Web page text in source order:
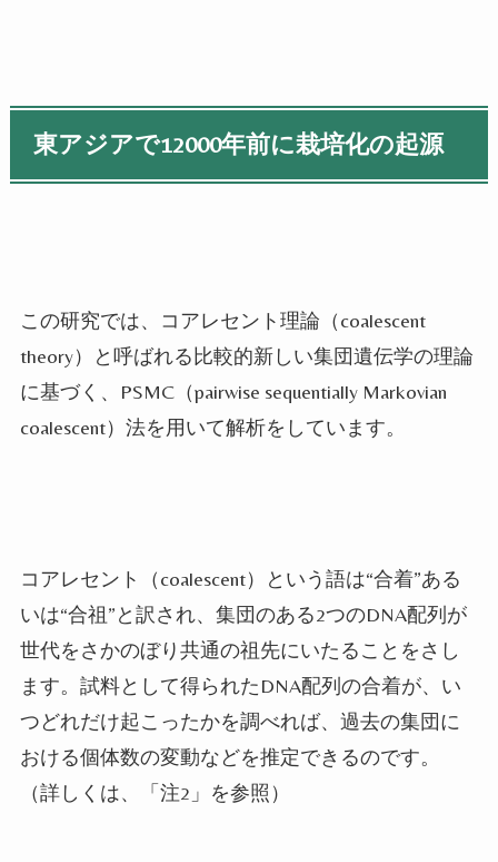
東アジアで12000年前に栽培化の起源
この研究では、コアレセント理論（coalescent
theory）と呼ばれる比較的新しい集団遺伝学の理論
に基づく、 PSMC（pairwise sequentially Markovian
coalescent）法を用いて解析をしています。
コアレセント（coalescent）という語は“合着”ある
いは“合祖”と訳され、集団のある2つのDNA配列が
世代をさかのぼり共通の祖先にいたることをさし
ます。試料として得られたDNA配列の合着が、い
つどれだけ起こったかを調べれば、過去の集団に
おける個体数の変動などを推定できるのです。
（詳しくは、「注2 」を参照）